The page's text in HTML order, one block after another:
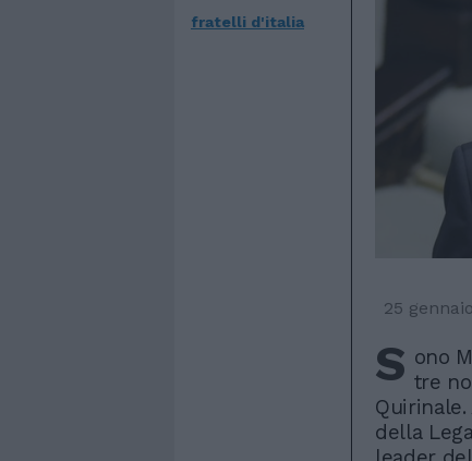
fratelli d'italia
25
S ono
tre
della